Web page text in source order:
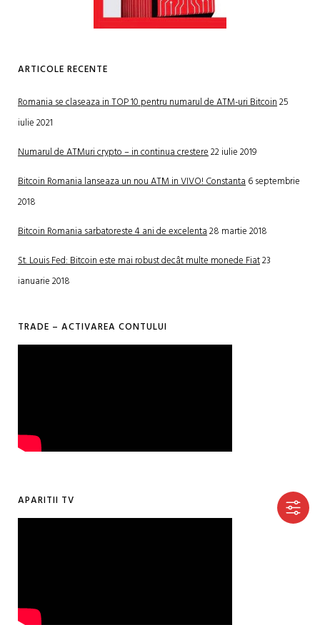
ARTICOLE RECENTE
Romania se claseaza in TOP 10 pentru numarul de ATM-uri Bitcoin25
iulie 2021
Numarul de ATMuri crypto – in continua crestere22 iulie 2019
Bitcoin Romania lanseaza un nou ATM in VIVO! Constanta6 septembrie
2018
Bitcoin Romania sarbatoreste 4 ani de excelenta28 martie 2018
St. Louis Fed: Bitcoin este mai robust decât multe monede Fiat23
ianuarie 2018
TRADE – ACTIVAREA CONTULUI
APARITII TV